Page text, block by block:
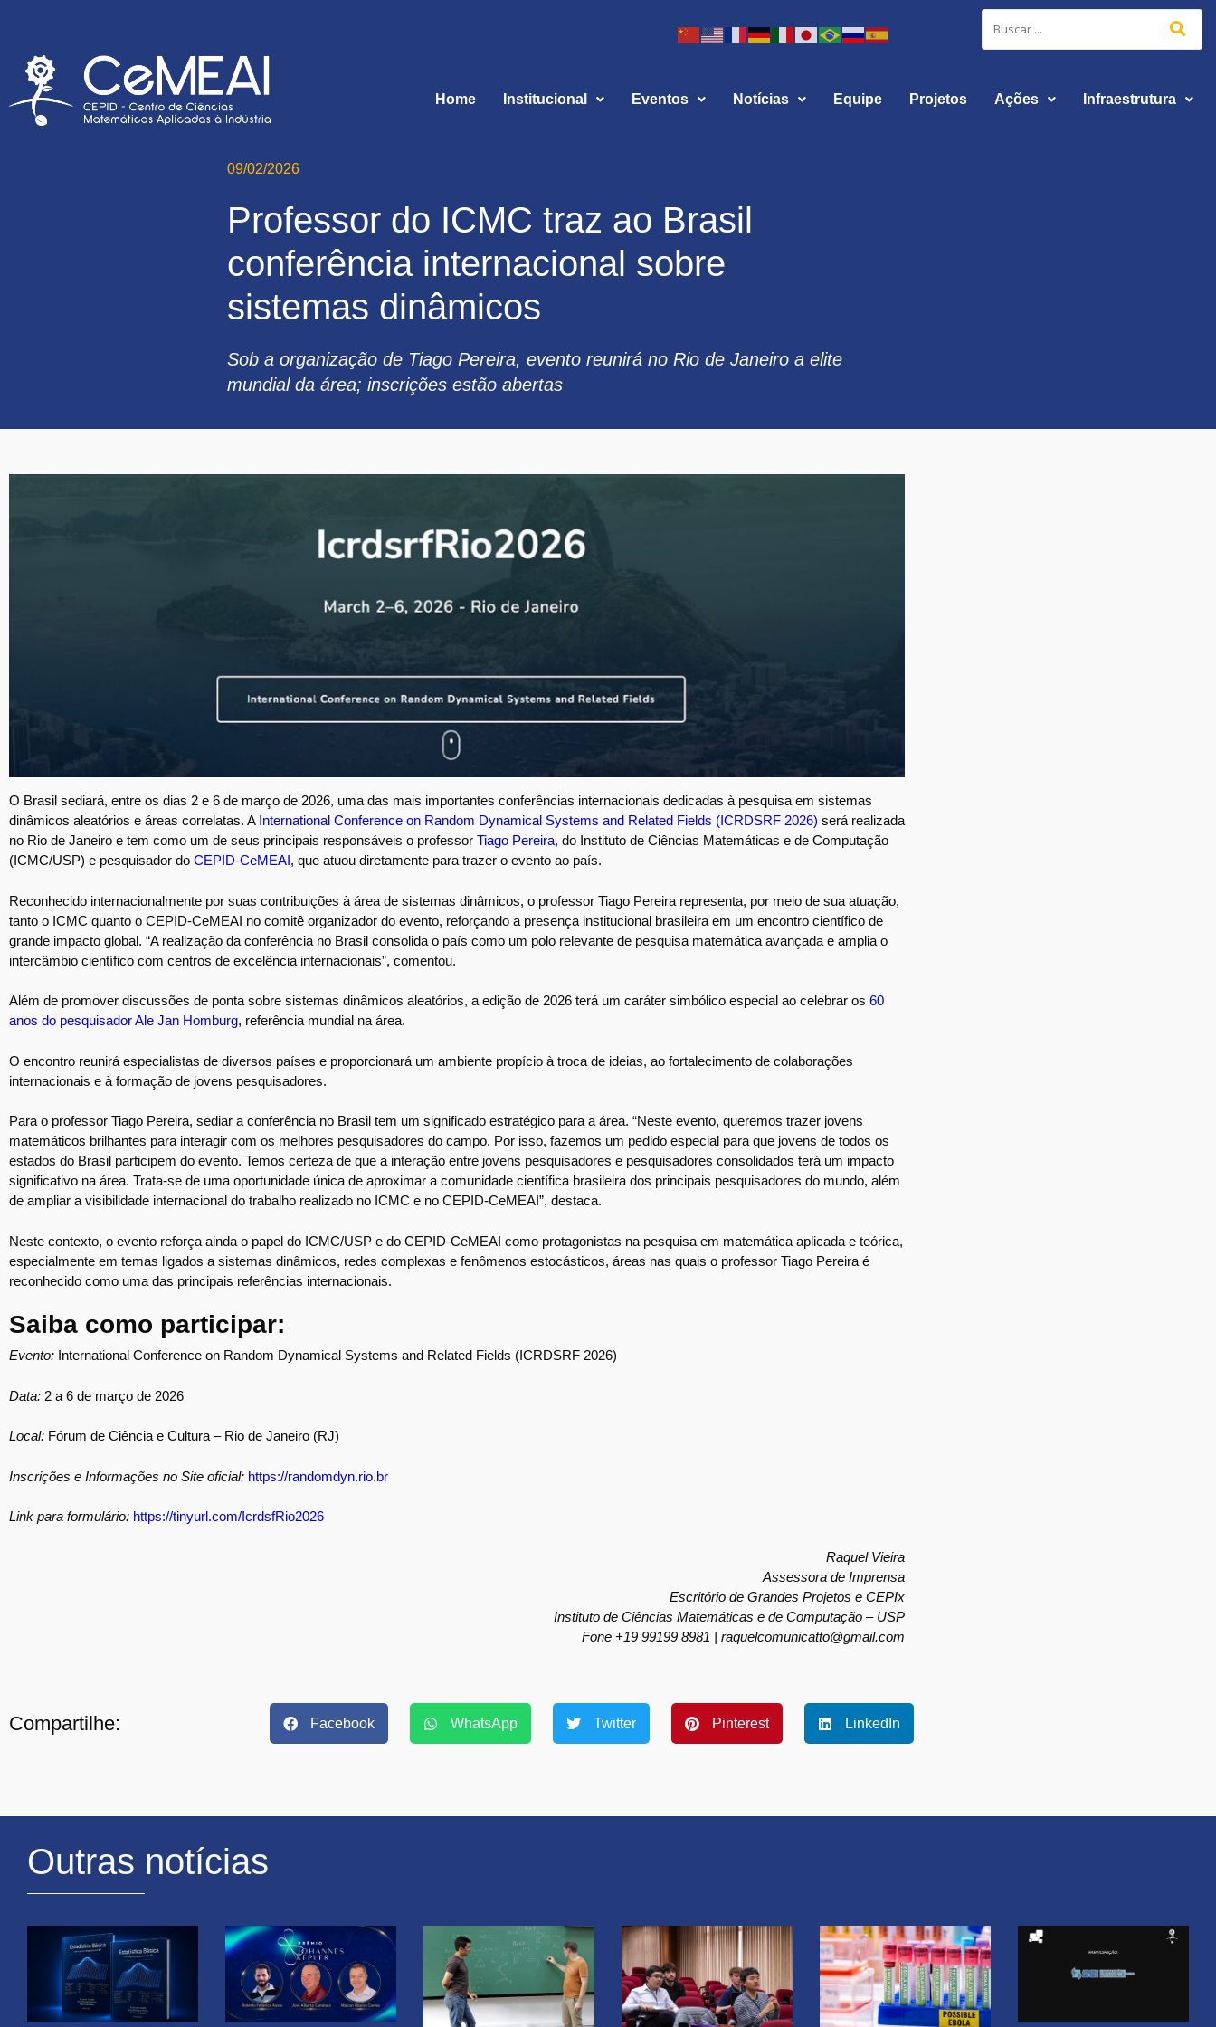
Home Institucional Eventos Notícias Equipe Projetos Ações Infraestrutura
09/02/2026
Professor do ICMC traz ao Brasil
conferência internacional sobre
sistemas dinâmicos
Sob a organização de Tiago Pereira, evento reunirá no Rio de Janeiro a elite
mundial da área; inscrições estão abertas
O Brasil sediará, entre os dias 2 e 6 de março de 2026, uma das mais importantes conferências internacionais dedicadas à pesquisa em sistemas
dinâmicos aleatórios e áreas correlatas. A International Conference on Random Dynamical Systems and Related Fields (ICRDSRF 2026) será realizada
no Rio de Janeiro e tem como um de seus principais responsáveis o professor Tiago Pereira, do Instituto de Ciências Matemáticas e de Computação
(ICMC/USP) e pesquisador do CEPID-CeMEAI, que atuou diretamente para trazer o evento ao país.
Reconhecido internacionalmente por suas contribuições à área de sistemas dinâmicos, o professor Tiago Pereira representa, por meio de sua atuação,
tanto o ICMC quanto o CEPID-CeMEAI no comitê organizador do evento, reforçando a presença institucional brasileira em um encontro científico de
grande impacto global. “A realização da conferência no Brasil consolida o país como um polo relevante de pesquisa matemática avançada e amplia o
intercâmbio científico com centros de excelência internacionais”, comentou.
Além de promover discussões de ponta sobre sistemas dinâmicos aleatórios, a edição de 2026 terá um caráter simbólico especial ao celebrar os 60
anos do pesquisador Ale Jan Homburg, referência mundial na área.
O encontro reunirá especialistas de diversos países e proporcionará um ambiente propício à troca de ideias, ao fortalecimento de colaborações
internacionais e à formação de jovens pesquisadores.
Para o professor Tiago Pereira, sediar a conferência no Brasil tem um significado estratégico para a área. “Neste evento, queremos trazer jovens
matemáticos brilhantes para interagir com os melhores pesquisadores do campo. Por isso, fazemos um pedido especial para que jovens de todos os
estados do Brasil participem do evento. Temos certeza de que a interação entre jovens pesquisadores e pesquisadores consolidados terá um impacto
significativo na área. Trata-se de uma oportunidade única de aproximar a comunidade científica brasileira dos principais pesquisadores do mundo, além
de ampliar a visibilidade internacional do trabalho realizado no ICMC e no CEPID-CeMEAI”, destaca.
Neste contexto, o evento reforça ainda o papel do ICMC/USP e do CEPID-CeMEAI como protagonistas na pesquisa em matemática aplicada e teórica,
especialmente em temas ligados a sistemas dinâmicos, redes complexas e fenômenos estocásticos, áreas nas quais o professor Tiago Pereira é
reconhecido como uma das principais referências internacionais.
Saiba como participar:
Evento: International Conference on Random Dynamical Systems and Related Fields (ICRDSRF 2026)
Data: 2 a 6 de março de 2026
Local: Fórum de Ciência e Cultura – Rio de Janeiro (RJ)
Inscrições e Informações no Site oficial: https://randomdyn.rio.br
Link para formulário: https://tinyurl.com/IcrdsfRio2026
Raquel Vieira
Assessora de Imprensa
Escritório de Grandes Projetos e CEPIx
Instituto de Ciências Matemáticas e de Computação – USP
Fone +19 99199 8981 | raquelcomunicatto@gmail.com
Compartilhe: Facebook WhatsApp Twitter Pinterest LinkedIn
Outras notícias